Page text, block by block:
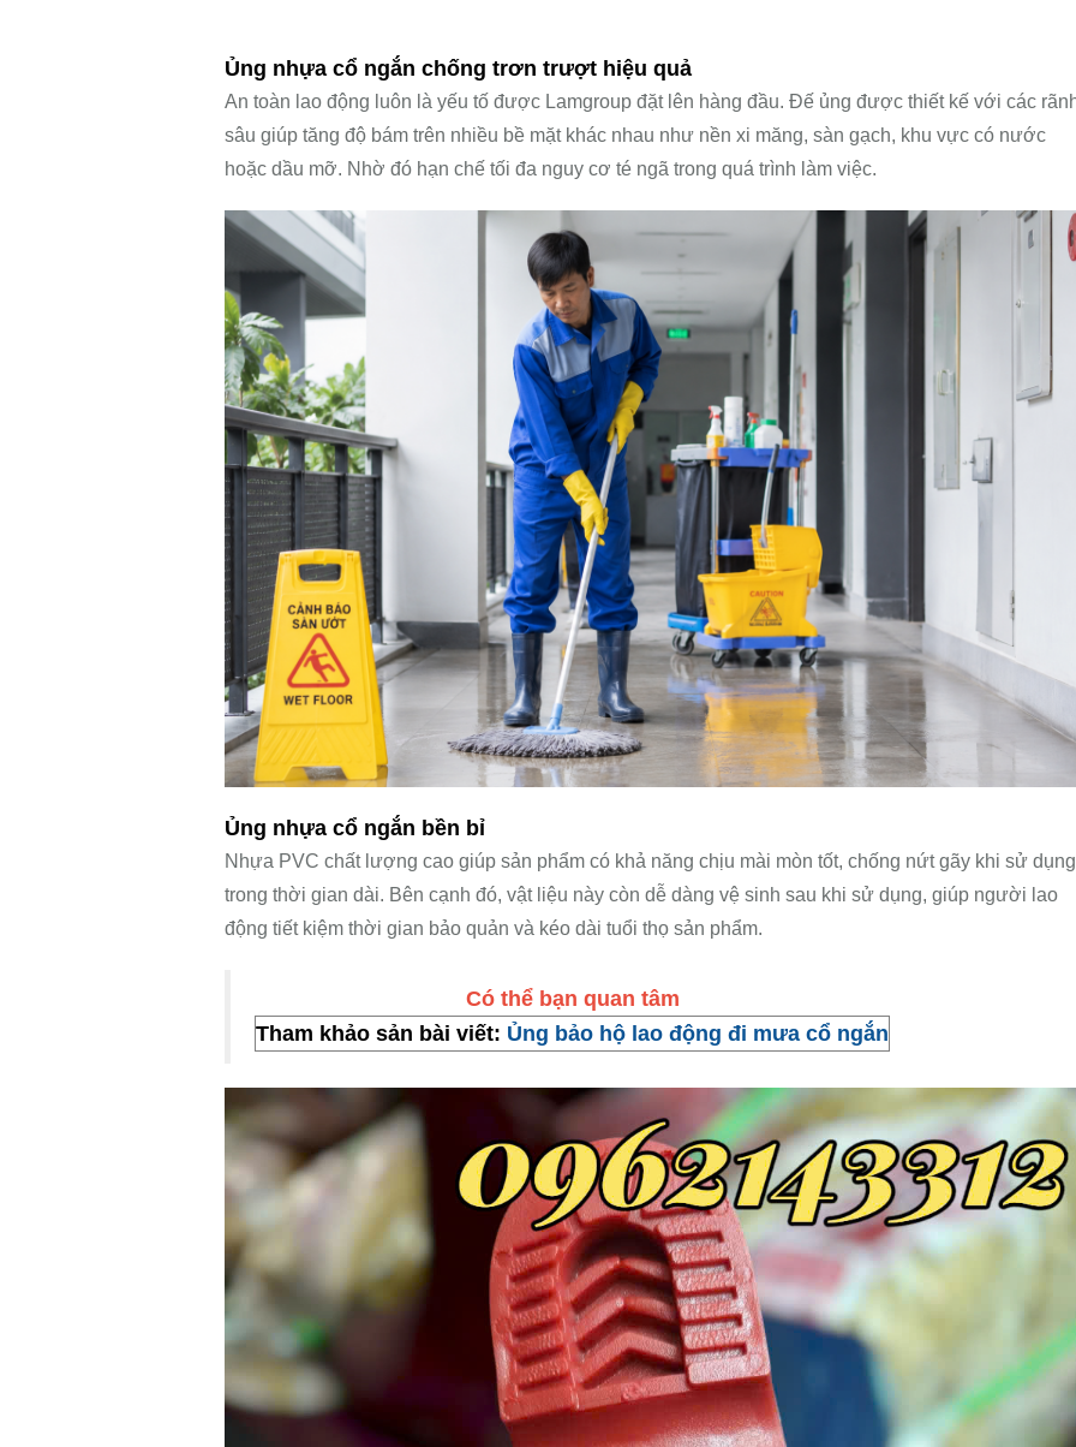
Ủng nhựa cổ ngắn chống trơn trượt hiệu quả
An toàn lao động luôn là yếu tố được Lamgroup đặt lên hàng đầu. Đế ủng được thiết kế với các
sâu giúp tăng độ bám trên nhiều bề mặt khác nhau như nền xi măng, sàn gạch, khu vực có nước
hoặc dầu mỡ. Nhờ đó hạn chế tối đa nguy cơ té ngã trong quá trình làm việc.
Ủng nhựa cổ ngắn bền bỉ
Nhựa PVC chất lượng cao giúp sản phẩm có khả năng chịu mài mòn tốt, chống nứt gãy khi sử dụng
trong thời gian dài. Bên cạnh đó, vật liệu này còn dễ dàng vệ sinh sau khi sử dụng, giúp người lao
động tiết kiệm thời gian bảo quản và kéo dài tuổi thọ sản phẩm.
Có thể bạn quan tâm
Tham khảo sản bài viết: Ủng bảo hộ lao động đi mưa cổ ngắn